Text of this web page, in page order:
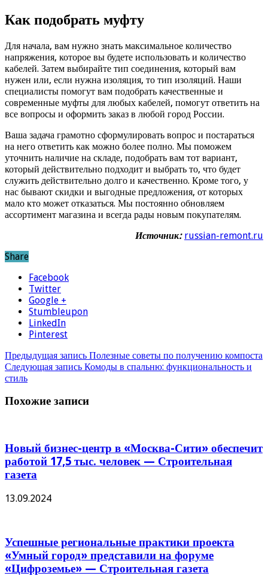
Как подобрать муфту
Для начала, вам нужно знать максимальное количество
напряжения, которое вы будете использовать и количество
кабелей. Затем выбирайте тип соединения, который вам
нужен или, если нужна изоляция, то тип изоляций. Наши
специалисты помогут вам подобрать качественные и
современные муфты для любых кабелей, помогут ответить на
все вопросы и оформить заказ в любой город России.
Ваша задача грамотно сформулировать вопрос и постараться
на него ответить как можно более полно. Мы поможем
уточнить наличие на складе, подобрать вам тот вариант,
который действительно подходит и выбрать то, что будет
служить действительно долго и качественно. Кроме того, у
нас бывают скидки и выгодные предложения, от которых
мало кто может отказаться. Мы постоянно обновляем
ассортимент магазина и всегда рады новым покупателям.
Источник: russian-remont.ru
Share
Facebook
Twitter
Google +
Stumbleupon
LinkedIn
Pinterest
Предыдущая запись Полезные советы по получению компоста
Следующая запись Комоды в спальню: функциональность и
стиль
Похожие записи
Новый бизнес-центр в «Москва-Сити» обеспечит
работой 17,5 тыс. человек — Строительная
газета
13.09.2024
Успешные региональные практики проекта
«Умный город» представили на форуме
«Цифроземье» — Строительная газета